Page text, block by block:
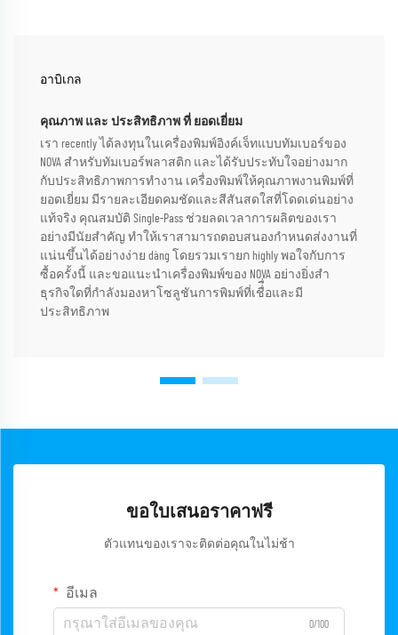
อาบิเกล
คุณภาพ และ ประสิทธิภาพ ที่ ยอดเยี่ยม
เรา recently ได้ลงทุนในเครื่องพิมพ์อิงค์เจ็ทแบบทัมเบอร์ของ
NOVA สำหรับทัมเบอร์พลาสติก และได้รับประทับใจอย่างมาก
กับประสิทธิภาพการทำงาน เครื่องพิมพ์ให้คุณภาพงานพิมพ์ที่
ยอดเยี่ยม มีรายละเอียดคมชัดและสีสันสดใสที่โดดเด่นอย่าง
แท้จริง คุณสมบัติ Single-Pass ช่วยลดเวลาการผลิตของเรา
อย่างมีนัยสำคัญ ทำให้เราสามารถตอบสนองกำหนดส่งงานที่
แน่นขึ้นได้อย่างง่าย dàng โดยรวมเรายก highly พอใจกับการ
ซื้อครั้งนี้ และขอแนะนำเครื่องพิมพ์ของ NOVA อย่างยิ่งสำ
ธุรกิจใดที่กำลังมองหาโซลูชันการพิมพ์ที่เชื่ื่อและมี
ประสิทธิภาพ
ขอใบเสนอราคาฟรี
ตัวแทนของเราจะติดต่อคุณในไม่ช้า
อีเมล
0/100